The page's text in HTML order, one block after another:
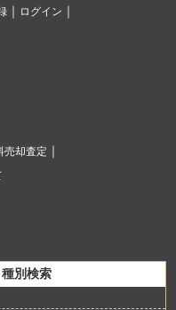
ログイン
売却査定
別検索